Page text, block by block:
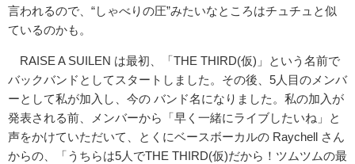
言われるので、“しゃべりの圧”みたいなところはチュチュと似
ているのかも。
RAISE A SUILEN は最初、「THE THIRD(仮)」という名前で
バックバンドとしてスタートしました。その後、5人目のメンバ
ーとして私が加入し、今の バンド名になりました。私の加入が
発表される前、メンバーから「早く一緒にライブしたいね」と
声をかけていただいて、とくにベースボーカルの Raychell さん
からの、「うちらは5人でTHE THIRD(仮)だから！ツムツムの最